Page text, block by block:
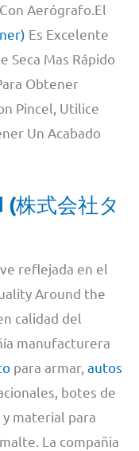
Aerógrafo.El
Es Excelente
Seca Mas Rápido
Obtener
Pincel, Utilice
Un Acabado
(株式会社タ
reflejada en el
Around the
calidad del
manufacturera
para armar, autos
botes de
material para
La compañia